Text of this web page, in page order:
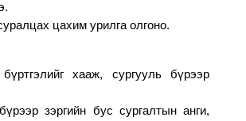
цахим урилга олгоно.
хааж, сургууль бүрээр
зэргийн бус сургалтын анги,